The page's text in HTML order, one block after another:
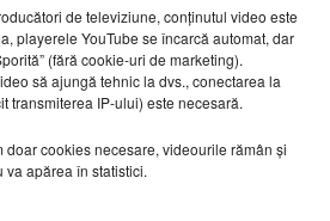
de televiziune, conținutul video este
playerele YouTube se încarcă automat, dar
(fără cookie-uri de marketing).
să ajungă tehnic la dvs., conectarea la
transmiterea IP-ului) este necesară.
doar cookies necesare, videourile rămân și
apărea în statistici.
OPINII & ANALIZE
43
recomandate
cabane moderne